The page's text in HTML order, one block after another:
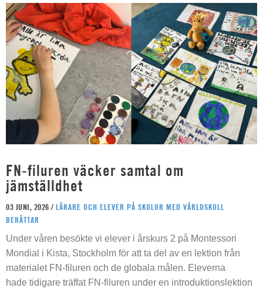
FN-filuren väcker samtal om
jämställdhet
03 JUNI, 2026 / LÄRARE OCH ELEVER PÅ SKOLOR MED VÄRLDSKOLL
BERÄTTAR
Under våren besökte vi elever i årskurs 2 på Montessori
Mondial i Kista, Stockholm för att ta del av en lektion från
materialet FN-filuren och de globala målen. Eleverna
hade tidigare träffat FN-filuren under en introduktionslektion